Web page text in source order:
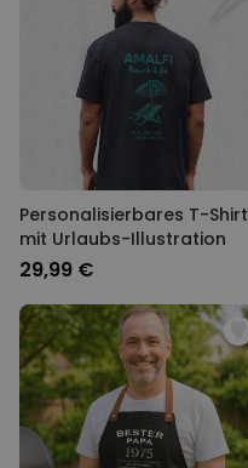
Personalisierbares T-Shirt
mit Urlaubs-Illustration
29,99 €